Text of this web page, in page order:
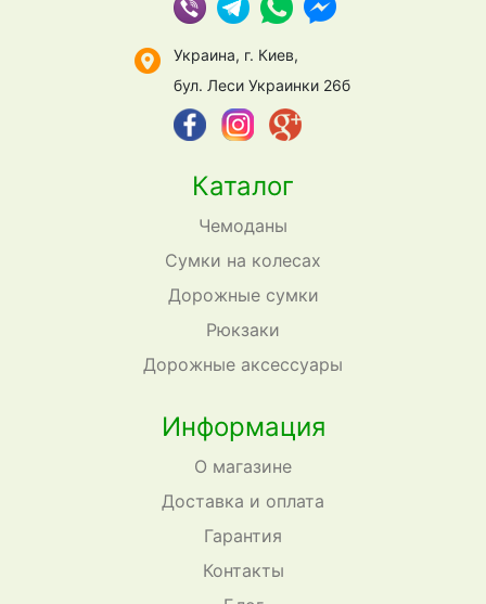
Каталог
Чемоданы
Сумки на колесах
Дорожные сумки
Рюкзаки
Дорожные аксессуары
Информация
О магазине
Доставка и оплата
Гарантия
Контакты
Украина, г. Киев,
бул. Леси Украинки 26б